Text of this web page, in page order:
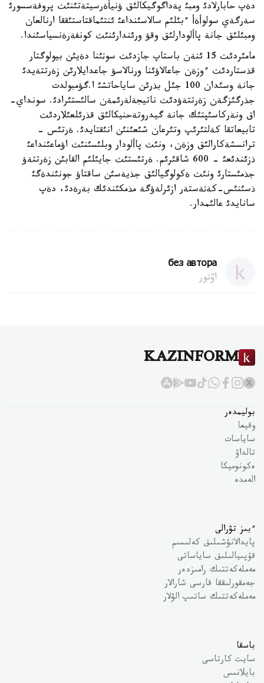
دةپ حابارلادئ ومبئ پةداگوگيكالئق ؤنيأةرسيتةتئنئث پروفةسسورئ
سةرگةي سولوأةأ ءبئلئم سالاسئنداعئ ئنتئماقتاستئققا ارنالعان
ومبئلئق جانة پاألودارلئق وقؤ ورئندارئنئث كونفةرةنسياسئندا.
مامئردئث 15 ئنةن باستاپ جازدئث سوثئنا دةيئن بيولوگتار
قذستاردئث ءوزةن جاعالاؤئنا ورنالاسؤ جاعدايلارئن زةرتتةيدئ
جانة وسئدان 100 جئل بذرئن ساياحاتشئ ا.گؤمبولدت
جذرگئزگةن زةرتتةؤدئث ناتيجةلةرئمةن سالئستئرادئ. سونداي-
اق ونةركاسئپتئك جانة گيدروتةحنيكالئق قذرئلعئلاردئث
تابيعاتقا كةلتئرئپ وتئرعان شئعئنئن انئقتايدئ. ةرتئس -
ترانسشةكارالئق وزةن، ونئث پاألودار وبلئسئنئث اؤماعئنداعئ
ذزئندئعئ - 600 شاقئرئم. ةرتئستئث جايئلئم القابئن زةرتتةؤ
جذمئستارئ ونئث ةكولوگيالئق جذيةسئن ساقتاؤ جونئندةگئ
ذسئنئس-كةثةستةر ازئرلةؤگة مذمكئندئك بةرةدئ، دةپ
سانايدئ عالئمدار.
без автора
اۆتور
KAZINFORM
بوليمدەر
وقيعا
ساياسات
تالداۋ
ەكونوميكا
الەمدە
ءبىز تۋرالى
پايدالانۋشىلىق كەلىسىم
قۇپىيالىلىق ساياساتى
مەملەكەتتىك رامىزدەر
جەمقورلىققا قارسى شارالار
مەملەكەتتىك ساتىپ الۋلار
باسقا
سايت كارتاسى
بايلانىس